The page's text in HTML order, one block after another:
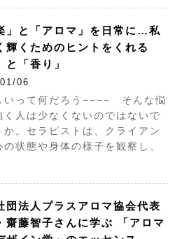
」と「アロマ」を日常に…私
輝くためのヒントをくれる
と「香り」
06
いって何だろう−−−− そんな悩
く人は少なくないのではないで
か。セラピストは、クライアン
の状態や身体の様子を観察し、
団法人プラスアロマ協会代表
齋藤智子さんに学ぶ 「アロマ